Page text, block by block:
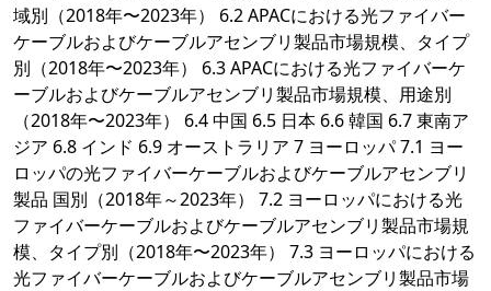
域別（2018年〜2023年） 6.2 APACにおける光ファイバー
ケーブルおよびケーブルアセンブリ製品市場規模、タイプ
別（2018年〜2023年） 6.3 APACにおける光ファイバーケ
ーブルおよびケーブルアセンブリ製品市場規模、用途別
（2018年〜2023年） 6.4 中国 6.5 日本 6.6 韓国 6.7 東南ア
ジア 6.8 インド 6.9 オーストラリア 7 ヨーロッパ 7.1 ヨー
ロッパの光ファイバーケーブルおよびケーブルアセンブリ
製品 国別（2018年～2023年） 7.2 ヨーロッパにおける光
ファイバーケーブルおよびケーブルアセンブリ製品市場規
模、タイプ別（2018年〜2023年） 7.3 ヨーロッパにおける
光ファイバーケーブルおよびケーブルアセンブリ製品市場